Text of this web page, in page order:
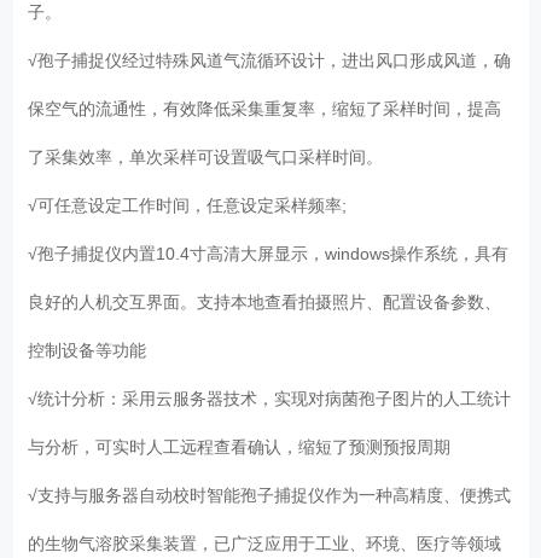
子。
√孢子捕捉仪经过特殊风道气流循环设计，进出风口形成风道，确
保空气的流通性，有效降低采集重复率，缩短了采样时间，提高
了采集效率，单次采样可设置吸气口采样时间。
√可任意设定工作时间，任意设定采样频率;
√孢子捕捉仪内置10.4寸高清大屏显示，windows操作系统，具有
良好的人机交互界面。支持本地查看拍摄照片、配置设备参数、
控制设备等功能
√统计分析：采用云服务器技术，实现对病菌孢子图片的人工统计
与分析，可实时人工远程查看确认，缩短了预测预报周期
√支持与服务器自动校时智能孢子捕捉仪作为一种高精度、便携式
的生物气溶胶采集装置，已广泛应用于工业、环境、医疗等领域